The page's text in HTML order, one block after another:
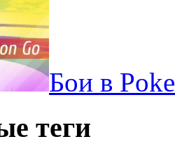
Бои в
теги